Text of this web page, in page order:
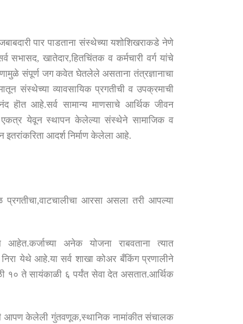
पार पाडताना संस्थेच्या यशोशिखराकडे नेणे
सभासद,खातेदार,हितचिंतक व कर्मचारी वर्ग यांचे
संपूर्ण जग कवेत घेतलेले असताना तंत्रज्ञानाचा
संस्थेच्या व्यावसायिक प्रगतीची व उपक्रमाची
हॊत आहे.सर्व सामान्य माणसाचे आर्थिक जीवन
एकत्र येवून स्थापन केलेल्या संस्थेने सामाजिक व
इतरांकरिता आदर्श निर्माण केलेला आहे.
,वाटचालीचा आरसा असला तरी आपल्या
आहेत.कर्जाच्या अनेक योजना राबवताना त्यात
निरा येथे आहे.या सर्व शाखा कोअर बँकिंग प्रणालीने
१० ते सायंकाळी ६ पर्यंत सेवा देत असतात.आर्थिक
आपण केलेली गुंतवणूक,स्थानिक नामांकीत संचालक